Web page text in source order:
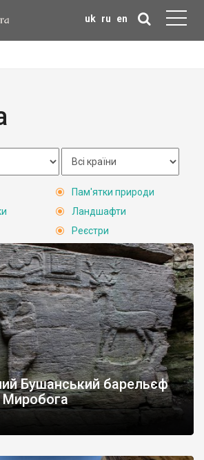
uk ru en
Пам'ятки природи
Ландшафти
Реєстри
Бушанський барельєф
Миробога